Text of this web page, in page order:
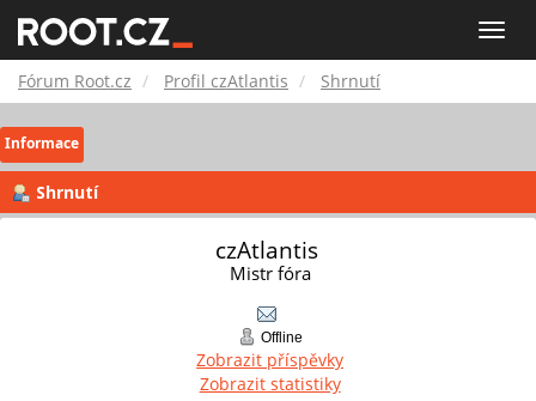
Toggle
Root.cz
Fórum Root.cz Profil czAtlantis Shrnutí
Informace
Shrnutí
czAtlantis
Mistr fóra
Offline
Zobrazit příspěvky
Zobrazit statistiky